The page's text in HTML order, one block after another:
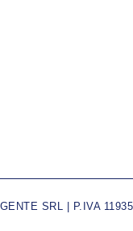
SRL | P.IVA